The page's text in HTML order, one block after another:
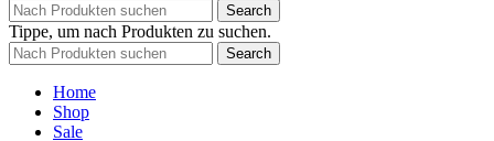
Search
Tippe, um nach Produkten zu suchen.
Search
Home
Shop
Sale